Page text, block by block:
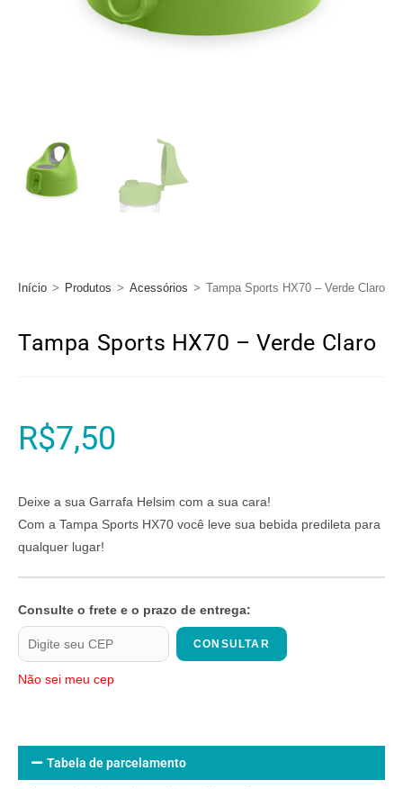
Início > Produtos > Acessórios > Tampa Sports HX70 – Verde Claro
Tampa Sports HX70 – Verde Claro
R$7,50
Deixe a sua Garrafa Helsim com a sua cara!
Com a Tampa Sports HX70 você leve sua bebida predileta para
qualquer lugar!
Consulte o frete e o prazo de entrega:
CONSULTAR
Não sei meu cep
Tabela de parcelamento